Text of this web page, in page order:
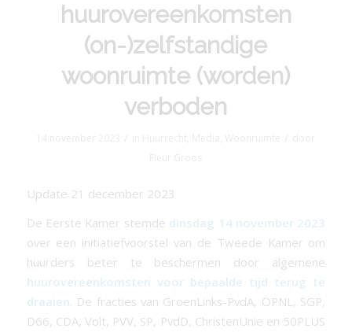
huurovereenkomsten
(on-)zelfstandige
woonruimte (worden)
verboden
Update 21 december 2023
De Eerste Kamer stemde dinsdag 14 november 2023
over een initiatiefvoorstel van de Tweede Kamer om
huurders beter te beschermen door algemene
huurovereenkomsten voor bepaalde tijd terug te
draaien. De fracties van GroenLinks-PvdA, OPNL, SGP,
D66, CDA, Volt, PVV, SP, PvdD, ChristenUnie en 50PLUS